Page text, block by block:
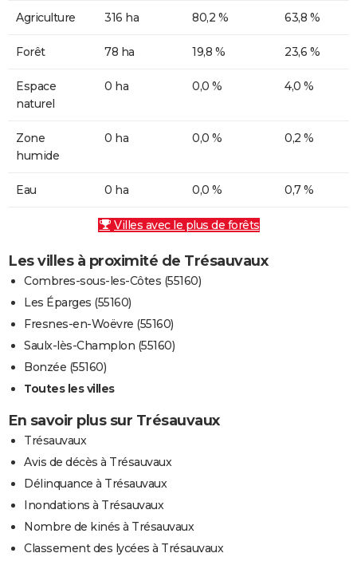
Agriculture 316 ha 80,2 % 63,8 %
Forêt 78 ha 19,8 % 23,6 %
Espace
naturel
0 ha 0,0 % 4,0 %
Zone
humide
0 ha 0,0 % 0,2 %
Eau 0 ha 0,0 % 0,7 %
Villes avec le plus de forêts
Les villes à proximité de Trésauvaux
Combres-sous-les-Côtes (55160)
Les Éparges (55160)
Fresnes-en-Woëvre (55160)
Saulx-lès-Champlon (55160)
Bonzée (55160)
Toutes les villes
En savoir plus sur Trésauvaux
Trésauvaux
Avis de décès à Trésauvaux
Délinquance à Trésauvaux
Inondations à Trésauvaux
Nombre de kinés à Trésauvaux
Classement des lycées à Trésauvaux